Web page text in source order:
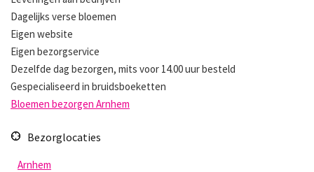
Dagelijks verse bloemen
Eigen website
Eigen bezorgservice
Dezelfde dag bezorgen, mits voor 14.00 uur besteld
Gespecialiseerd in bruidsboeketten
Bloemen bezorgen Arnhem
Bezorglocaties
Arnhem